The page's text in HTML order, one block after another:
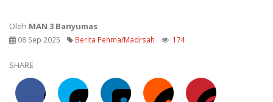
Oleh MAN 3 Banyumas
08 Sep 2025 Berita Penma/Madrsah 174
SHARE